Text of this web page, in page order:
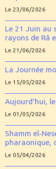
Le 23/06/2026
Le 21 Juin au
rayons de Râ
Le 21/06/2026
La Journée
Le 15/05/2026
Aujourd'hui,
Le 01/05/2026
Shamm
pharaonique,
Le 05/04/2026